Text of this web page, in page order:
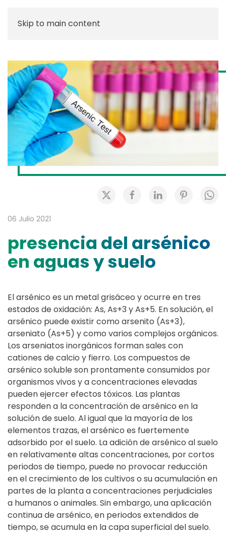
Skip to main content
06 Julio 2021
presencia del arsénico
en aguas y suelo
El arsénico es un metal grisáceo y ocurre en tres
estados de oxidación: As, As+3 y As+5. En solución, el
arsénico puede existir como arsenito (As+3),
arseniato (As+5) y como varios complejos orgánicos.
Los arseniatos inorgánicos forman sales con
cationes de calcio y fierro. Los compuestos de
arsénico soluble son prontamente consumidos por
organismos vivos y a concentraciones elevadas
pueden ejercer efectos tóxicos. Las plantas
responden a la concentración de arsénico en la
solución de suelo. Al igual que la mayoría de los
elementos trazas, el arsénico es fuertemente
adsorbido por el suelo. La adición de arsénico al suelo
en relativamente altas concentraciones, por cortos
periodos de tiempo, puede no provocar reducción
en el crecimiento de los cultivos o su acumulación en
partes de la planta a concentraciones perjudiciales
a humanos o animales. Sin embargo, una aplicación
continua de arsénico, en periodos extendidos de
tiempo, se acumula en la capa superficial del suelo.